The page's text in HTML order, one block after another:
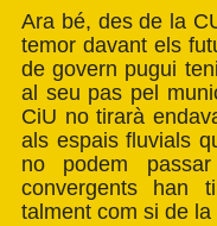
Ara bé, des de la
temor davant els
de govern pugui
al seu pas pel
CiU no tirarà
als espais fluvials
no podem
convergents han
talment com si de